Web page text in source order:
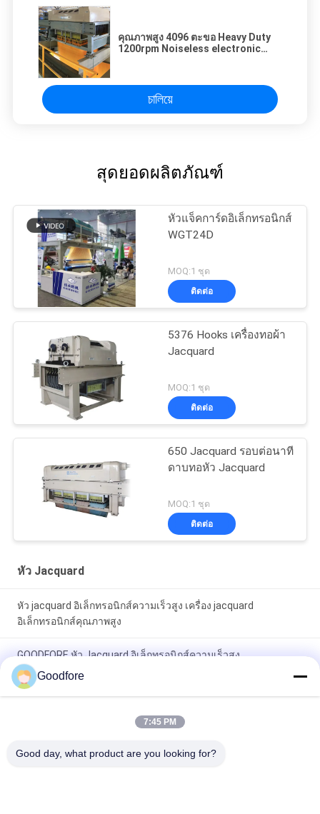
คุณภาพสูง 4096 ตะขอ Heavy Duty
1200rpm Noiseless electronic
চালিয়ে
สุดยอดผลิตภัณฑ์
หัวแจ็คการ์ดอิเล็กทรอนิกส์
WGT24D
MOQ:1 ชุด
ติดต่อ
5376 Hooks เครื่องทอผ้า
Jacquard
MOQ:1 ชุด
ติดต่อ
650 Jacquard รอบต่อนาที
ดาบทอหัว Jacquard
MOQ:1 ชุด
ติดต่อ
หัว Jacquard
หัว jacquard อิเล็กทรอนิกส์ความเร็วสูง เครื่อง jacquard
อิเล็กทรอนิกส์คุณภาพสูง
GOODFORE หัว Jacquard อิเล็กทรอนิกส์ความเร็วสูง
หัว Jacquard อิเล็กทรอนิกส์สีขาว
หมวดหมู่ยอดนิยม
Goodfore
7:45 PM
Good day, what product are you looking for?